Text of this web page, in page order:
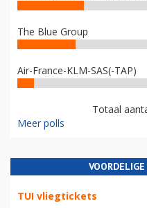
The Blue Group
Air-France-KLM-SAS(-TAP)
Totaal
Meer polls
TUI vliegtickets